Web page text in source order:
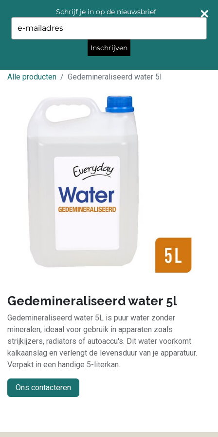
Alle producten Gedemineraliseerd water 5l
Gedemineraliseerd water 5l
Gedemineraliseerd water 5L is puur water zonder
mineralen, ideaal voor gebruik in apparaten zoals
strijkijzers, radiators of autoaccu's. Dit water voorkomt
kalkaanslag en verlengt de levensduur van je apparatuur.
Verpakt in een handige 5-literkan.
Ons contacteren
Schrijf je in op de nieuwsbrief
your
email
Inschrijven